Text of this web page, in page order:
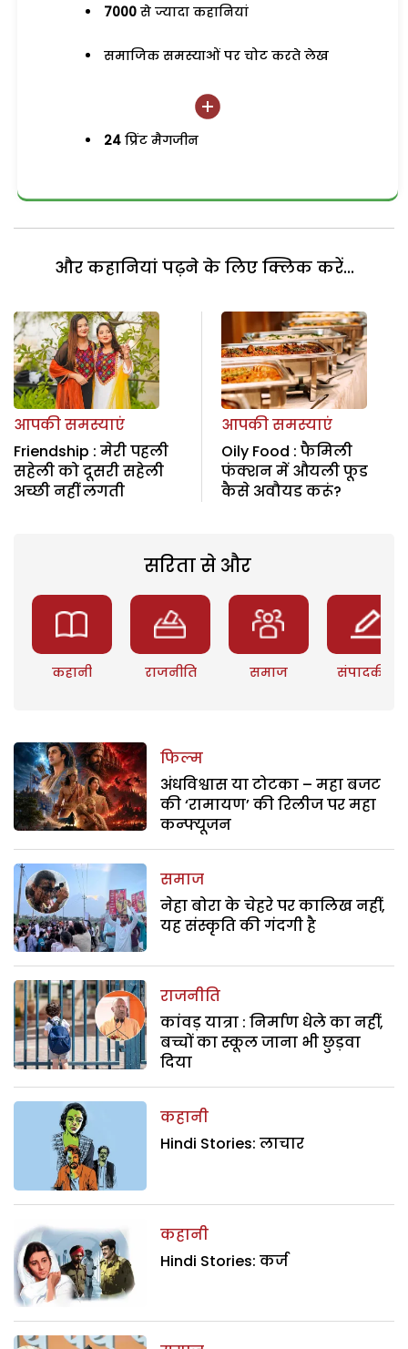
7000 से ज्यादा कहानियां
समाजिक समस्याओं पर चोट करते लेख
24 प्रिंट मैगजीन
और कहानियां पढ़ने के लिए क्लिक करें...
आपकी समस्याएं
Friendship : मेरी पहली
सहेली को दूसरी सहेली
अच्छी नहीं लगती
आपकी समस्याएं
Oily Food : फैमिली
फंक्शन में औयली फूड
कैसे अवौयड करूं?
सरिता से और
कहानी राजनीति समाज संपादकीय
फिल्म
अंधविश्वास या टोटका – महा बजट
की ‘रामायण’ की रिलीज पर महा
कन्फ्यूजन
समाज
नेहा बोरा के चेहरे पर कालिख नहीं,
यह संस्कृति की गंदगी है
राजनीति
कांवड़ यात्रा : निर्माण धेले का नहीं,
बच्चों का स्कूल जाना भी छुड़वा
दिया
कहानी
Hindi Stories: लाचार
कहानी
Hindi Stories: कर्ज